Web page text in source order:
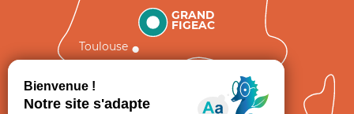
GRAND
FIGEAC
Toulouse